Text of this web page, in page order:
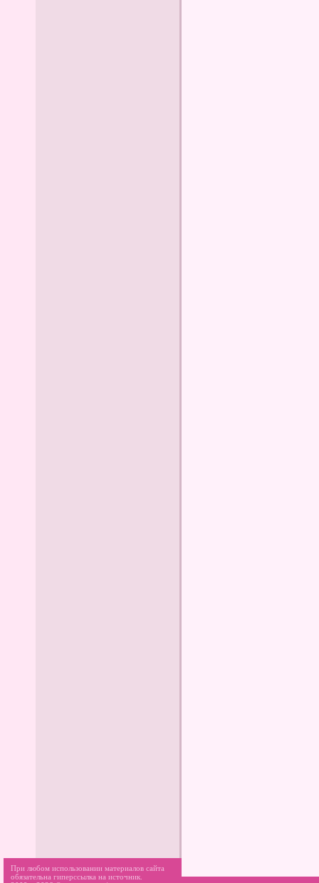
При любом использовании материалов сайта
обязательна гиперссылка на источник.